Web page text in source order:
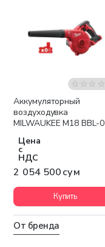
Бесплатная доставка
Аккумуляторный
воздуходувка
MILWAUKEE М18 BBL-0
Цена
с
НДС
2 054 500 сум
Купить
От бренда